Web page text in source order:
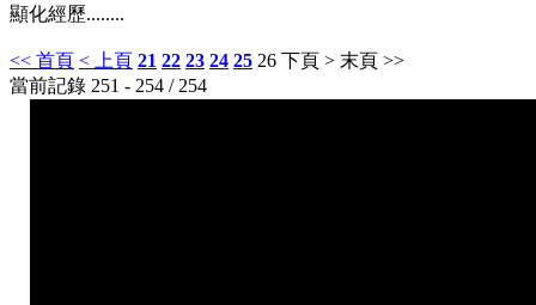
顯化經歷........
<< 首頁 < 上頁 21 22 23 24 25 26 下頁 > 末頁 >>
當前記錄 251 - 254 / 254